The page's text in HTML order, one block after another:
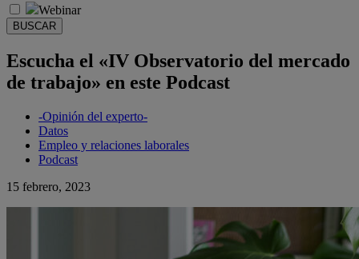
Webinar
BUSCAR
Escucha el «IV Observatorio del mercado
de trabajo» en este Podcast
-Opinión del experto-
Datos
Empleo y relaciones laborales
Podcast
15 febrero, 2023